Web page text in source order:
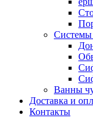
Системы
Ванны
Доставка и
Контакты